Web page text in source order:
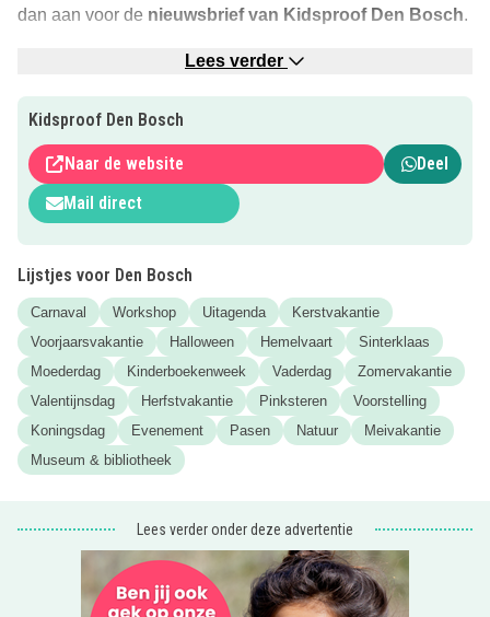
dan aan voor de nieuwsbrief van Kidsproof Den Bosch.
Elke week sturen wij de leuksteuitjes, activiteiten,
kinderen
in de regio Den Bosch. Denk aan speeltuinen,
seizoensuitjes.
Zo hoef je nooit meer te zoeken naar leuke dingen om te
Meld je nu aan voor de nieuwsbrief van Kidsproof Den
Bosch en mis geen enkel leuk uitje meer.
Je hoeft alleen maar evenhier
te klikken om je aan te
melden!
Lees verder
Kidsproof Den Bosch
Naar de website
Deel
Mail direct
Lijstjes voor Den Bosch
Carnaval Workshop Uitagenda
Kerstvakantie
Voorjaarsvakantie
Halloween Hemelvaart
Sinterklaas
Moederdag
Kinderboekenweek Vaderdag
Zomervakantie
Valentijnsdag
Herfstvakantie Pinksteren
Voorstelling
Koningsdag
Evenement Pasen Natuur
Meivakantie
Museum & bibliotheek
Lees verder onder deze advertentie